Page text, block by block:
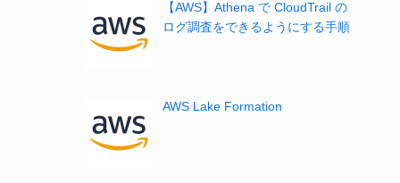
【AWS】Athena で CloudTrail の
ログ調査をできるようにする手順
AWS Lake Formation